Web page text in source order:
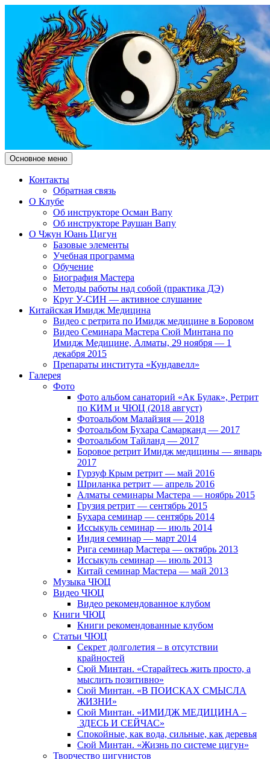
Чжун Юань Цигун Клуб
"Здесь и Сейчас"
Поиск
Основное меню Перейти
к
Контакты
Обратная связь
О Клубе
Об инструкторе Осман Вапу
Об инструкторе Раушан Вапу
О Чжун Юань Цигун
Базовые элементы
Учебная программа
Обучение
Биография Мастера
Методы работы над собой (практика ДЭ)
Круг У-СИН — активное слушание
Китайская Имидж Медицина
Видео с ретрита по Имидж медицине в Боровом
Видео Семинара Мастера Сюй Минтана по
Имидж Медицине, Алматы, 29 ноября — 1
декабря 2015
Препараты института «Кундавелл»
Галерея
Фото
Фото альбом санаторий «Ак Булак», Ретрит
по КИМ и ЧЮЦ (2018 август)
Фотоальбом Малайзия — 2018
Фотоальбом Бухара Самарканд — 2017
Фотоальбом Тайланд — 2017
Боровое ретрит Имидж медицины — январь
2017
Гурзуф Крым ретрит — май 2016
Шриланка ретрит — апрель 2016
Алматы семинары Мастера — ноябрь 2015
Грузия ретрит — сентябрь 2015
Бухара семинар — сентябрь 2014
Иссыкуль семинар — июль 2014
Индия семинар — март 2014
Рига семинар Мастера — октябрь 2013
Иссыкуль семинар — июль 2013
Китай семинар Мастера — май 2013
Музыка ЧЮЦ
Видео ЧЮЦ
Видео рекомендованное клубом
Книги ЧЮЦ
Книги рекомендованные клубом
Статьи ЧЮЦ
Секрет долголетия – в отсутствии
крайностей
Сюй Минтан. «Старайтесь жить просто, а
мыслить позитивно»
Сюй Минтан. «В ПОИСКАХ СМЫСЛА
ЖИЗНИ»
Сюй Минтан. «ИМИДЖ МЕДИЦИНА –
ЗДЕСЬ И СЕЙЧАС»
Спокойные, как вода, сильные, как деревья
Сюй Минтан. «Жизнь по системе цигун»
Творчество цигунистов